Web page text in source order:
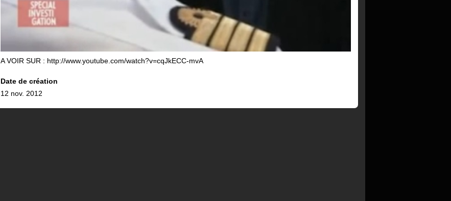
A VOIR SUR : http://www.youtube.com/watch?v=cqJkECC-mvA
Date de création
12 nov. 2012